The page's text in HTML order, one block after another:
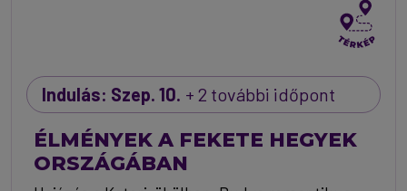
Indulás: Szep. 10. + 2 további időpont
ÉLMÉNYEK A FEKETE HEGYEK
ORSZÁGÁBAN